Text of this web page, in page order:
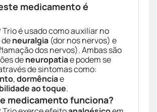
medicamento é
Trio é usado como auxiliar no
neuralgia (dor nos nervos) e
dos nervos). Ambas são
deneuropatiae podem se
de sintomas como:
,dormênciae
ao toque.
medicamento funciona?